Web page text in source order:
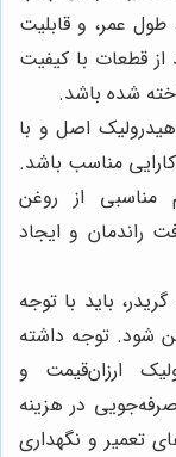
طول عمر، و قابلیت
از قطعات با کیفیت
شده باشد.
اصل و با
مناسب باشد.
مناسبی از روغن
راندمان و ایجاد
باید با توجه
شود. توجه داشته
ارزان‌قیمت و
در هزینه
تعمیر و نگهداری